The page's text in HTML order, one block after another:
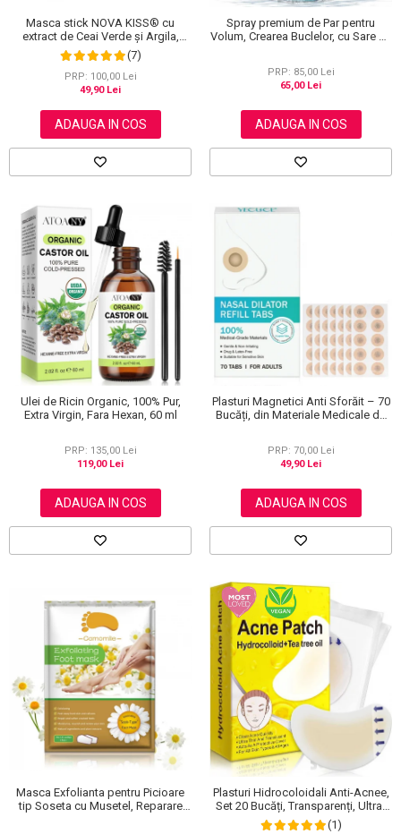
Masca stick NOVA KISS® cu
extract de Ceai Verde și Argila,
impotriva Acneei, Excesului de
Sebum, Anti Puncte Negre, 40 g
(7)
PRP: 100,00 Lei
49,90 Lei
ADAUGA IN COS
Spray premium de Par pentru
Volum, Crearea Buclelor, cu Sare de
PRP: 85,00 Lei
65,00 Lei
ADAUGA IN COS
Ulei de Ricin Organic, 100% Pur,
Extra Virgin, Fara Hexan, 60 ml
PRP: 135,00 Lei
119,00 Lei
ADAUGA IN COS
Plasturi Magnetici Anti Sforăit – 70
Bucăți, din Materiale Medicale de
PRP: 70,00 Lei
49,90 Lei
ADAUGA IN COS
Masca Exfolianta pentru Picioare
tip Soseta cu Musetel, Reparare
Plasturi Hidrocoloidali Anti-Acnee,
Set 20 Bucăți, Transparenți, Ultra-
subțiri, Formulă Premium
(1)